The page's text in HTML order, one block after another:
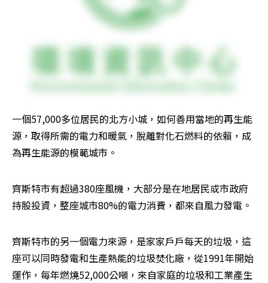
一個57,000多位居民的北方小城，如何善用當地的再生能
源，取得所需的電力和暖氣，脫離對化石燃料的依賴，成
為再生能源的模範城市。
齊斯特市有超過380座風機，大部分是在地居民或市政府
持股投資，整座城市80%的電力消費，都來自風力發電。
齊斯特市的另一個電力來源，是家家戶戶每天的垃圾，這
座可以同時發電和生產熱能的垃圾焚化廠，從1991年開始
運作，每年燃燒52,000公噸，來自家庭的垃圾和工業產生